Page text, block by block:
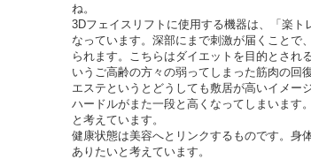
ね。
3Dフェイスリフトに使用する機器は、「楽
なっています。深部にまで刺激が届くことで
られます。こちらはダイエットを目的とされ
いうご高齢の方々の弱ってしまった筋肉の回
エステというとどうしても敷居が高いイメー
ハードルがまた一段と高くなってしまいます
と考えています。
健康状態は美容へとリンクするものです。身
ありたいと考えています。